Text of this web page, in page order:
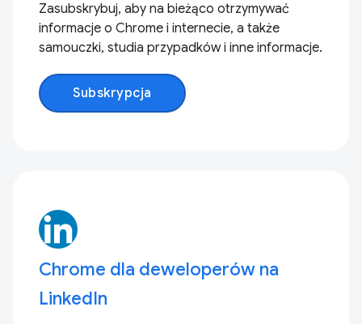
Zasubskrybuj, aby na bieżąco otrzymywać
informacje o Chrome i internecie, a także
samouczki, studia przypadków i inne informacje.
Subskrypcja
Chrome dla deweloperów na
LinkedIn